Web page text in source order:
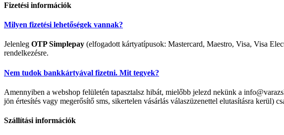
Fizetési információk
Milyen fizetési lehetőségek vannak?
Jelenleg OTP Simplepay (elfogadott kártyatípusok: Mastercard, Maestro, Visa, Visa
rendelkezésre.
Nem tudok bankkártyával fizetni. Mit tegyek?
Amennyiben a webshop felületén tapasztalsz hibát, mielőbb jelezd nekünk a
jön értesítés vagy megerősítő sms, sikertelen vásárlás válaszüzenettel elutasításra kerül)
Szállítási információk